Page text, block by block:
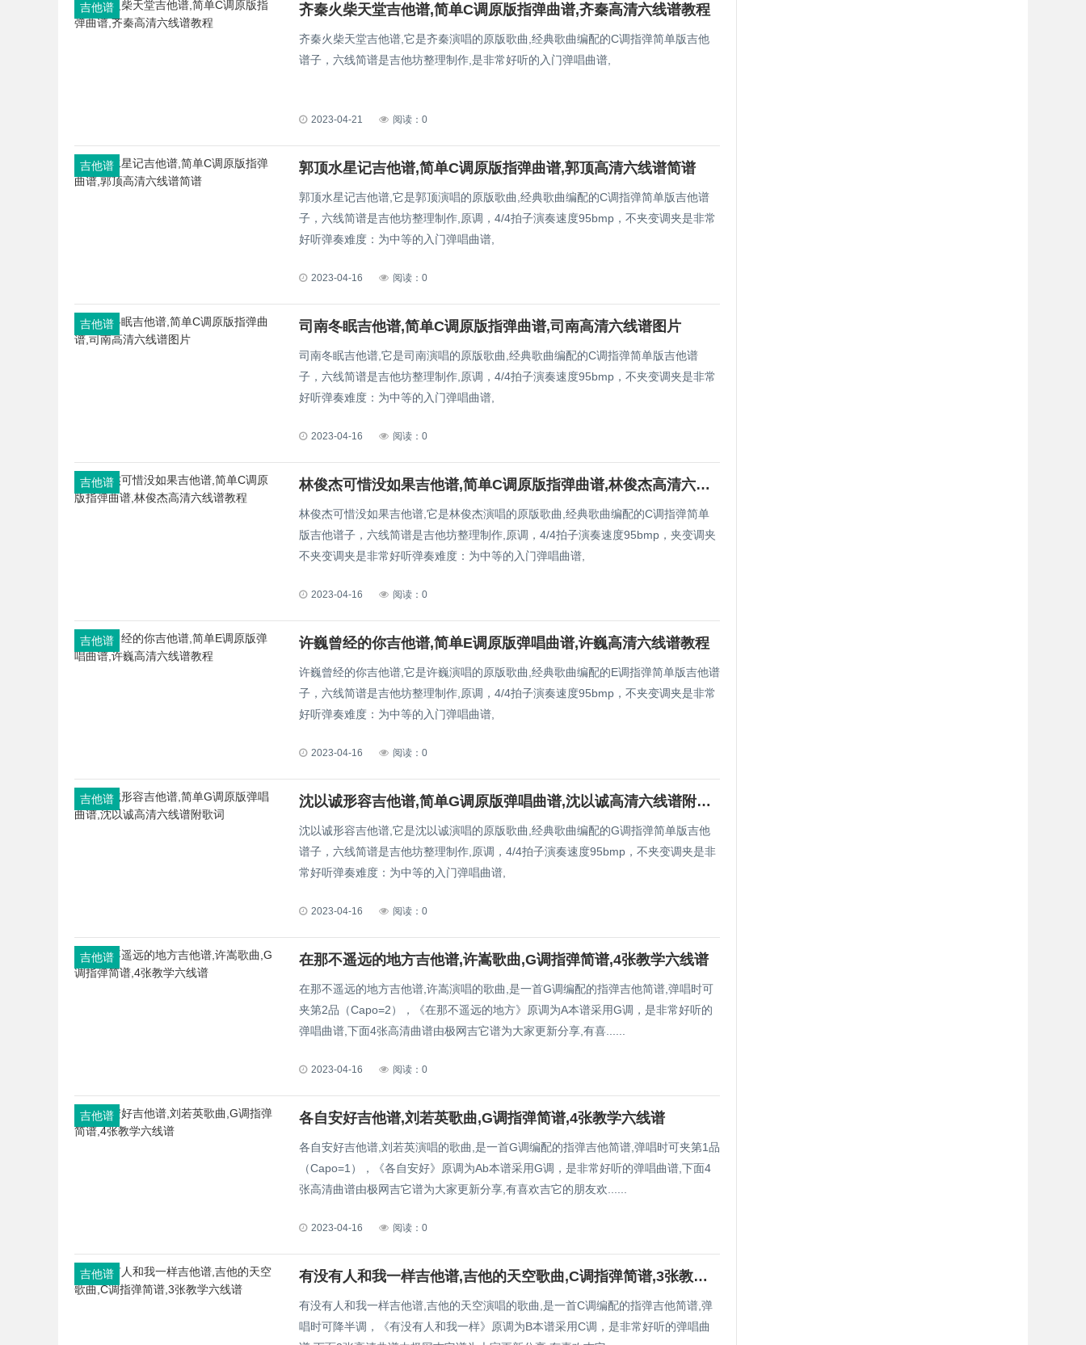
吉他谱 齐秦火柴天堂吉他谱,简单C调原版指弹曲谱,齐秦高清六线谱教程
齐秦火柴天堂吉他谱,它是齐秦演唱的原版歌曲,经典歌曲编配的C调指弹简单版吉他
谱子，六线简谱是吉他坊整理制作,是非常好听的入门弹唱曲谱,
2023-04-21 阅读：0
吉他谱 郭顶水星记吉他谱,简单C调原版指弹曲谱,郭顶高清六线谱简谱
郭顶水星记吉他谱,它是郭顶演唱的原版歌曲,经典歌曲编配的C调指弹简单版吉他谱
子，六线简谱是吉他坊整理制作,原调，4/4拍子演奏速度95bmp，不夹变调夹是非常
好听弹奏难度：为中等的入门弹唱曲谱,
2023-04-16 阅读：0
吉他谱 司南冬眠吉他谱,简单C调原版指弹曲谱,司南高清六线谱图片
司南冬眠吉他谱,它是司南演唱的原版歌曲,经典歌曲编配的C调指弹简单版吉他谱
子，六线简谱是吉他坊整理制作,原调，4/4拍子演奏速度95bmp，不夹变调夹是非常
好听弹奏难度：为中等的入门弹唱曲谱,
2023-04-16 阅读：0
吉他谱 林俊杰可惜没如果吉他谱,简单C调原版指弹曲谱,林俊杰高清六线谱教程
林俊杰可惜没如果吉他谱,它是林俊杰演唱的原版歌曲,经典歌曲编配的C调指弹简单
版吉他谱子，六线简谱是吉他坊整理制作,原调，4/4拍子演奏速度95bmp，夹变调夹
不夹变调夹是非常好听弹奏难度：为中等的入门弹唱曲谱,
2023-04-16 阅读：0
吉他谱 许巍曾经的你吉他谱,简单E调原版弹唱曲谱,许巍高清六线谱教程
许巍曾经的你吉他谱,它是许巍演唱的原版歌曲,经典歌曲编配的E调指弹简单版吉他谱
子，六线简谱是吉他坊整理制作,原调，4/4拍子演奏速度95bmp，不夹变调夹是非常
好听弹奏难度：为中等的入门弹唱曲谱,
2023-04-16 阅读：0
吉他谱 沈以诚形容吉他谱,简单G调原版弹唱曲谱,沈以诚高清六线谱附歌词
沈以诚形容吉他谱,它是沈以诚演唱的原版歌曲,经典歌曲编配的G调指弹简单版吉他
谱子，六线简谱是吉他坊整理制作,原调，4/4拍子演奏速度95bmp，不夹变调夹是非
常好听弹奏难度：为中等的入门弹唱曲谱,
2023-04-16 阅读：0
吉他谱 在那不遥远的地方吉他谱,许嵩歌曲,G调指弹简谱,4张教学六线谱
在那不遥远的地方吉他谱,许嵩演唱的歌曲,是一首G调编配的指弹吉他简谱,弹唱时可
夹第2品（Capo=2），《在那不遥远的地方》原调为A本谱采用G调，是非常好听的
弹唱曲谱,下面4张高清曲谱由极网吉它谱为大家更新分享,有喜......
2023-04-16 阅读：0
吉他谱 各自安好吉他谱,刘若英歌曲,G调指弹简谱,4张教学六线谱
各自安好吉他谱,刘若英演唱的歌曲,是一首G调编配的指弹吉他简谱,弹唱时可夹第1品
（Capo=1），《各自安好》原调为Ab本谱采用G调，是非常好听的弹唱曲谱,下面4
张高清曲谱由极网吉它谱为大家更新分享,有喜欢吉它的朋友欢......
2023-04-16 阅读：0
吉他谱 有没有人和我一样吉他谱,吉他的天空歌曲,C调指弹简谱,3张教学六线谱
有没有人和我一样吉他谱,吉他的天空演唱的歌曲,是一首C调编配的指弹吉他简谱,弹
唱时可降半调，《有没有人和我一样》原调为B本谱采用C调，是非常好听的弹唱曲